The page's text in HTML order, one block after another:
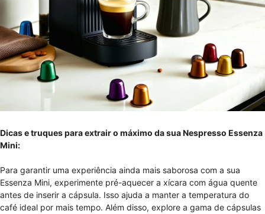
Dicas e truques para extrair o máximo da sua Nespresso Essenza
Mini:
Para garantir uma experiência ainda mais saborosa com a sua
Essenza Mini, experimente pré-aquecer a xícara com água quente
antes de inserir a cápsula. Isso ajuda a manter a temperatura do
café ideal por mais tempo. Além disso, explore a gama de cápsulas